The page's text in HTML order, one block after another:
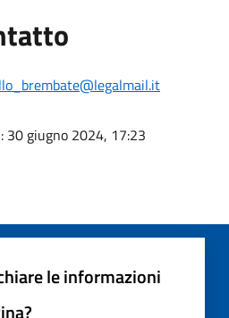
: 30 giugno 2024, 17:23
le informazioni